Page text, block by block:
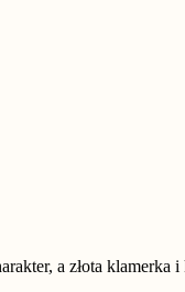
a złota klamerka